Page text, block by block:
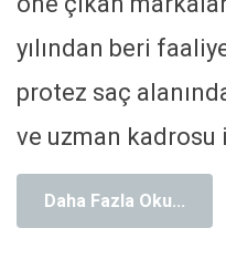
yılından beri
protez saç
ve uzman kadrosu
Daha Fazla Oku...